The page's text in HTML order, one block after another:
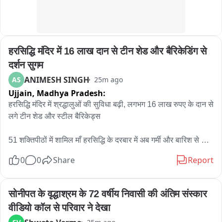
हरसिद्धि मंदिर में 16 लाख दान से टीन शेड और बैरिकेडिंग से
दर्शन सुगम
AS ANIMESH SINGH 25m ago
Ujjain, Madhya Pradesh:
हरसिद्धि मंदिर में श्रद्धालुओं की सुविधा बढ़ी, लगभग 16 लाख रुपए के दान से
लगे टीन शेड और स्टील बैरिकेड्स
51 शक्तिपीठों में शामिल माँ हरसिद्धि के दरबार में अब गर्मी और बारिश से
कुलदेवी माँ हरसिद्धि मंदिर में श्रद्धालुओं की सुविधा को ध्यान में रखते हुए
महत्वपूर्ण व्यवस्थाएं की गई हैं। अब दर्शन के लिए आने वाले भक्तों को तेज धूप
और बारिश से राहत मिलेगी। मंदिर परिसर में श्रद्धालुओं के गुप्त दान से
0 0 Share Report
सोनीपत के वृद्धाश्रम के 72 वर्षीय निवासी की अंतिम संस्कार
वीडियो कॉल से परिवार ने देखा